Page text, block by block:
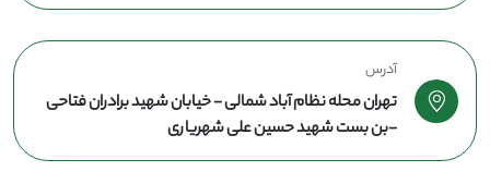
آدرس
تهران محله نظام آباد شمالی - خیابان شهید برادران فتاحی
-بن بست شهید حسین علی شهریاری